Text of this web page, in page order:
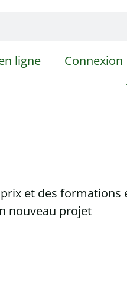
ligne Connexion
et des formations
nouveau projet